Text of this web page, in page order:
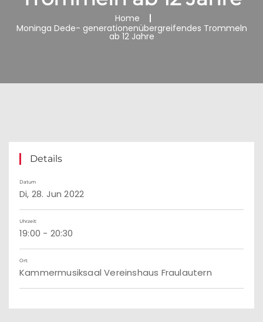
Home
Moninga Dede- generationenübergreifendes Trommeln
ab 12 Jahre
Details
Datum
Di, 28. Jun 2022
Uhrzeit:
19:00 - 20:30
Ort:
Kammermusiksaal Vereinshaus Fraulautern